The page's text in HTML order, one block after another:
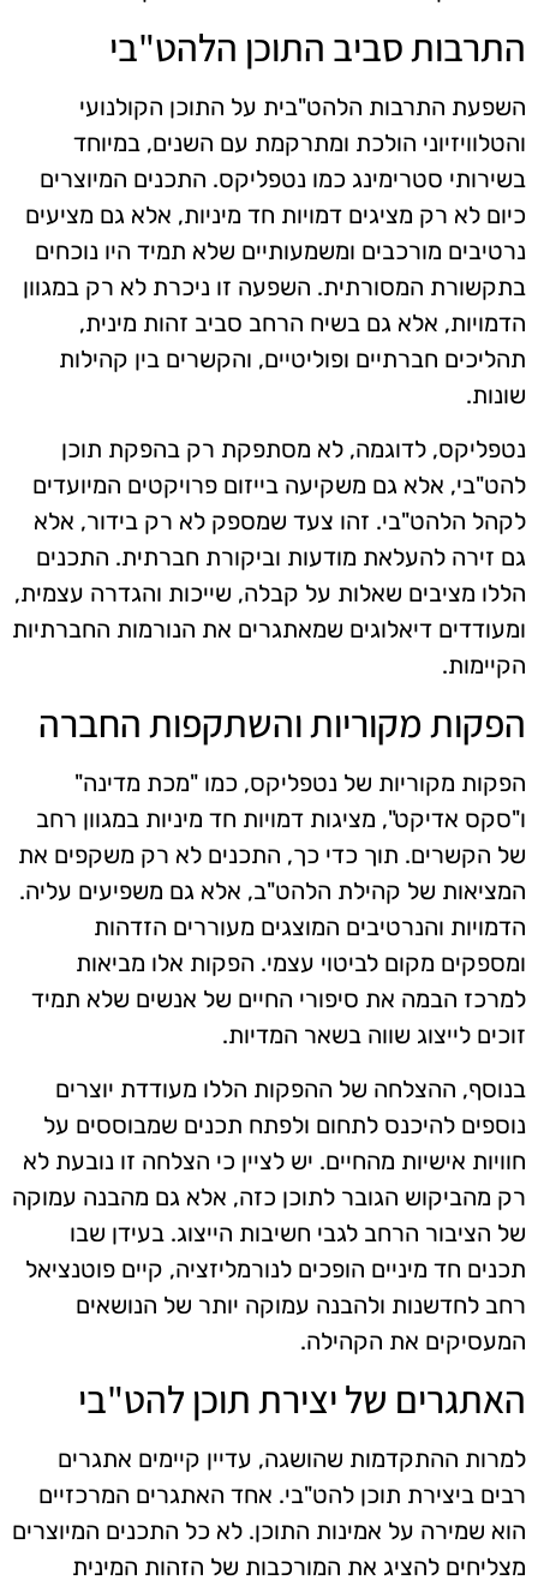
התרבות סביב התוכן הלהט"בי
השפעת התרבות הלהט"בית על התוכן הקולנועי
והטלוויזיוני הולכת ומתרקמת עם השנים, במיוחד
בשירותי סטרימינג כמו נטפליקס. התכנים המיוצרים
כיום לא רק מציגים דמויות חד מיניות, אלא גם מציעים
נרטיבים מורכבים ומשמעותיים שלא תמיד היו נוכחים
בתקשורת המסורתית. השפעה זו ניכרת לא רק במגוון
הדמויות, אלא גם בשיח הרחב סביב זהות מינית,
תהליכים חברתיים ופוליטיים, והקשרים בין קהילות
שונות.
נטפליקס, לדוגמה, לא מסתפקת רק בהפקת תוכן
להט"בי, אלא גם משקיעה בייזום פרויקטים המיועדים
לקהל הלהט"בי. זהו צעד שמספק לא רק בידור, אלא
גם זירה להעלאת מודעות וביקורת חברתית. התכנים
הללו מציבים שאלות על קבלה, שייכות והגדרה עצמית,
ומעודדים דיאלוגים שמאתגרים את הנורמות החברתיות
הקיימות.
הפקות מקוריות והשתקפות החברה
הפקות מקוריות של נטפליקס, כמו "מכת מדינה"
ו"סקס אדיקט", מציגות דמויות חד מיניות במגוון רחב
של הקשרים. תוך כדי כך, התכנים לא רק משקפים את
המציאות של קהילת הלהט"ב, אלא גם משפיעים עליה.
הדמויות והנרטיבים המוצגים מעוררים הזדהות
ומספקים מקום לביטוי עצמי. הפקות אלו מביאות
למרכז הבמה את סיפורי החיים של אנשים שלא תמיד
זוכים לייצוג שווה בשאר המדיות.
בנוסף, ההצלחה של ההפקות הללו מעודדת יוצרים
נוספים להיכנס לתחום ולפתח תכנים שמבוססים על
חוויות אישיות מהחיים. יש לציין כי הצלחה זו נובעת לא
רק מהביקוש הגובר לתוכן כזה, אלא גם מהבנה עמוקה
של הציבור הרחב לגבי חשיבות הייצוג. בעידן שבו
תכנים חד מיניים הופכים לנורמליזציה, קיים פוטנציאל
רחב לחדשנות ולהבנה עמוקה יותר של הנושאים
המעסיקים את הקהילה.
האתגרים של יצירת תוכן להט"בי
למרות ההתקדמות שהושגה, עדיין קיימים אתגרים
רבים ביצירת תוכן להט"בי. אחד האתגרים המרכזיים
הוא שמירה על אמינות התוכן. לא כל התכנים המיוצרים
מצליחים להציג את המורכבות של הזהות המינית